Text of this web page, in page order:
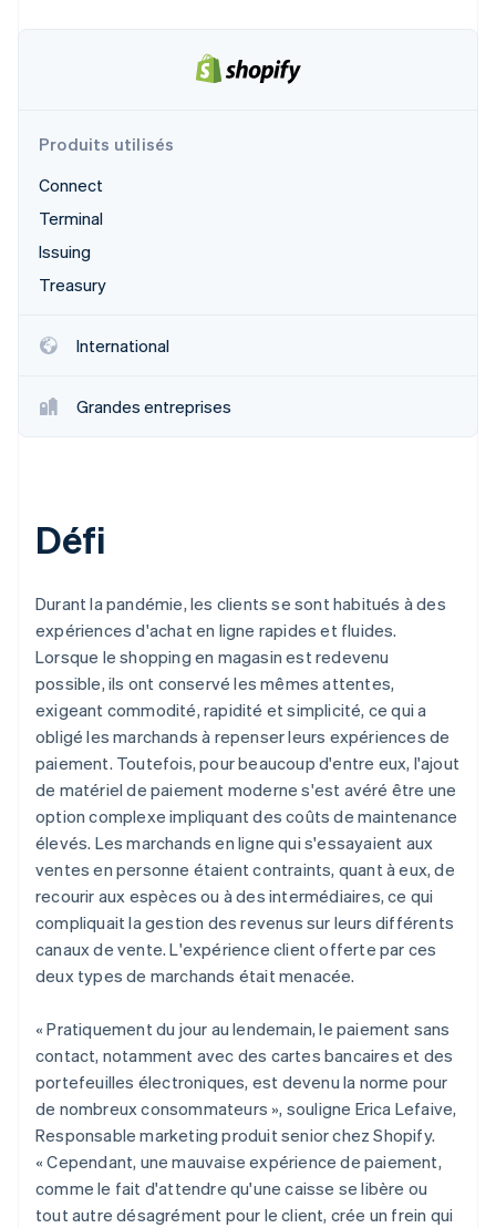
Regarder la vidéo
Produits utilisés
Connect
Terminal
Issuing
Treasury
International
Grandes entreprises
Défi
Durant la pandémie, les clients se sont habitués à des
expériences d'achat en ligne rapides et fluides.
Lorsque le shopping en magasin est redevenu
possible, ils ont conservé les mêmes attentes,
exigeant commodité, rapidité et simplicité, ce qui a
obligé les marchands à repenser leurs expériences de
paiement. Toutefois, pour beaucoup d'entre eux, l'ajout
de matériel de paiement moderne s'est avéré être une
option complexe impliquant des coûts de maintenance
élevés. Les marchands en ligne qui s'essayaient aux
ventes en personne étaient contraints, quant à eux, de
recourir aux espèces ou à des intermédiaires, ce qui
compliquait la gestion des revenus sur leurs différents
canaux de vente. L'expérience client offerte par ces
deux types de marchands était menacée.
« Pratiquement du jour au lendemain, le paiement sans
contact, notamment avec des cartes bancaires et des
portefeuilles électroniques, est devenu la norme pour
de nombreux consommateurs », souligne Erica Lefaive,
Responsable marketing produit senior chez Shopify.
« Cependant, une mauvaise expérience de paiement,
comme le fait d'attendre qu'une caisse se libère ou
tout autre désagrément pour le client, crée un frein qui